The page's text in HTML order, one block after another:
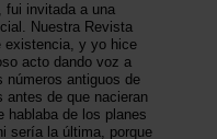
fui invitada a una
Nuestra Revista
existencia, y yo hice
acto dando voz a
números antiguos de
antes de que nacieran
hablaba de los planes
sería la última, porque